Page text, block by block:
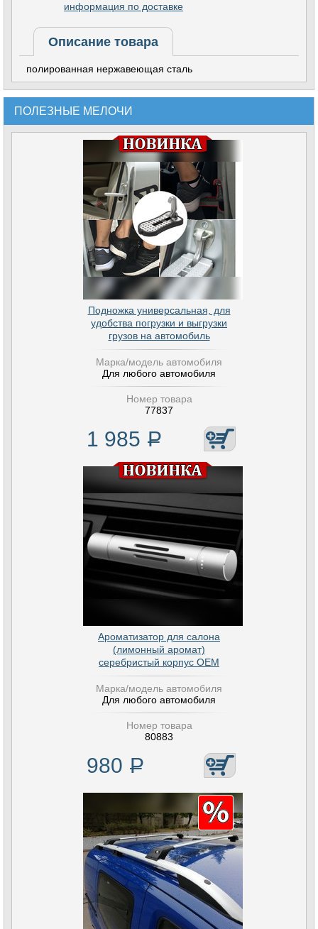
информация по доставке
Описание товара
полированная нержавеющая сталь
ПОЛЕЗНЫЕ МЕЛОЧИ
Подножка универсальная, для
удобства погрузки и выгрузки
грузов на автомобиль
Марка/модель автомобиля
Для любого автомобиля
Номер товара
77837
1 985 Р
Ароматизатор для салона
(лимонный аромат)
серебристый корпус OEM
Марка/модель автомобиля
Для любого автомобиля
Номер товара
80883
980 Р